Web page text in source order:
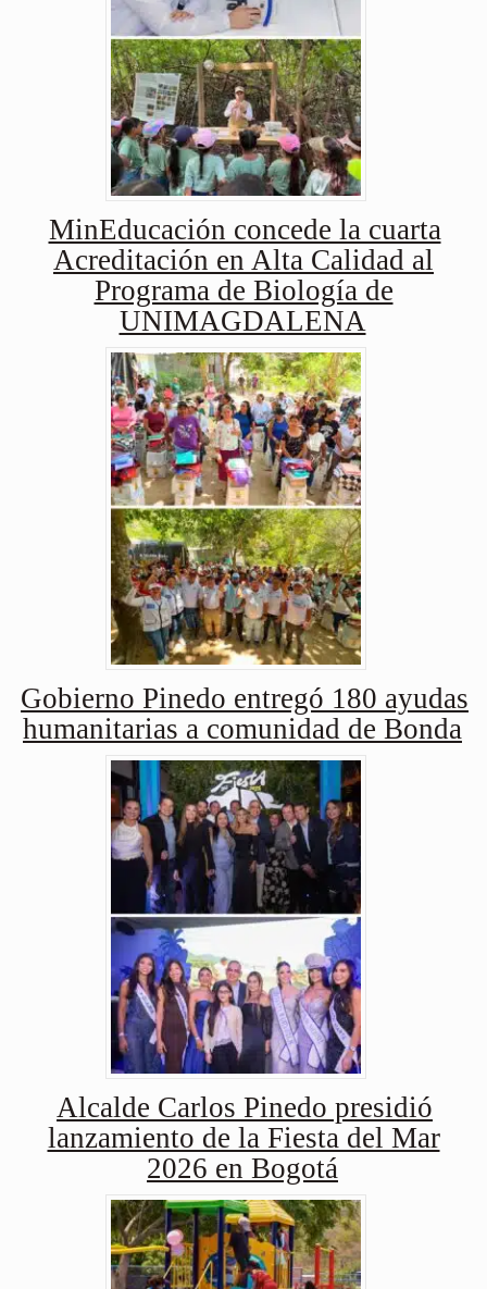
MinEducación concede la cuarta
Acreditación en Alta Calidad al
Programa de Biología de
UNIMAGDALENA
Gobierno Pinedo entregó 180 ayudas
humanitarias a comunidad de Bonda
Alcalde Carlos Pinedo presidió
lanzamiento de la Fiesta del Mar
2026 en Bogotá